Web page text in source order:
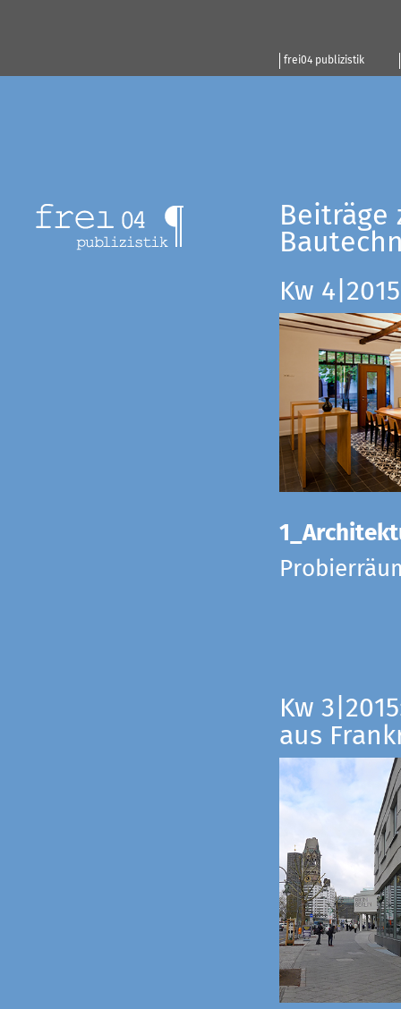
frei04 publizistik
Beiträge
Kw
Kw
aus